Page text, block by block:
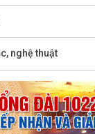
nghệ thuật
dự Hội nghị
HĐND thành...
Kinh tham dự
ưu đãi hỗ trợ